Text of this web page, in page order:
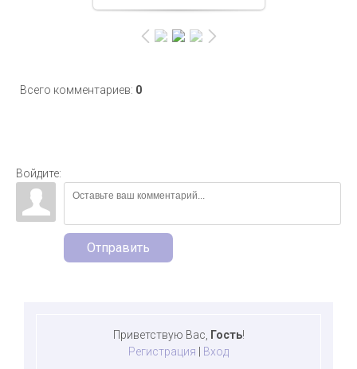
Всего комментариев: 0
Войдите:
Отправить
Приветствую Вас Гость!
Регистрация
Вход